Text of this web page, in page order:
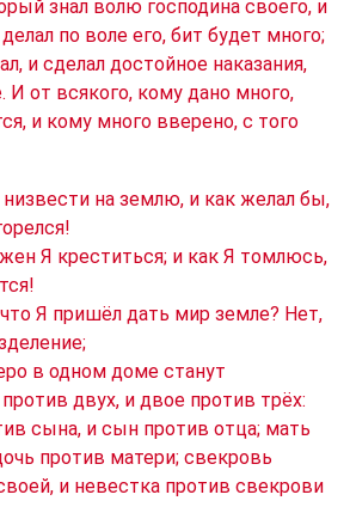
знал волю господина своего, и
по воле его, бит будет много;
и сделал достойное наказания,
от всякого, кому дано много,
и кому много вверено, с того
на землю, и как желал бы,
Я креститься; и как Я томлюсь,
Я пришёл дать мир земле? Нет,
в одном доме станут
двух, и двое против трёх:
сына, и сын против отца; мать
против матери; свекровь
и невестка против свекрови